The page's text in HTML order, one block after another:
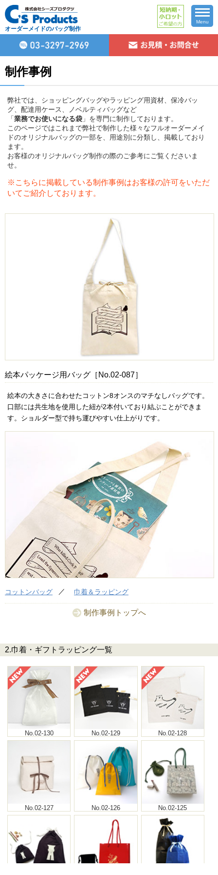
オーダーメイドのバッグ制作
Menu
制作事例
弊社では、ショッピングバッグやラッピング用資材、保冷バッ
グ、配達用ケース、ノベルティバッグなど
「業務でお使いになる袋 」を専門に制作しております。
このページではこれまで弊社で制作した様々なフルオーダーメイ
ドのオリジナルバッグの一部を、用途別に分類し、掲載しており
ます。
お客様のオリジナルバッグ制作の際のご参考にご覧くださいま
せ。
※こちらに掲載している制作事例はお客様の許可をいただ
いてご紹介しております。
絵本パッケージ用バッグ［No.02-087］
絵本の大きさに合わせたコットン8オンスのマチなしバッグです。
口部には共生地を使用した紐が2本付いており結ぶことができま
す。ショルダー型で持ち運びやすい仕上がりです。
コットンバッグ 巾着＆ラッピング
制作事例トップへ
2.巾着・ギフトラッピング一覧
No.02-130 No.02-129 No.02-128
No.02-127 No.02-126 No.02-125